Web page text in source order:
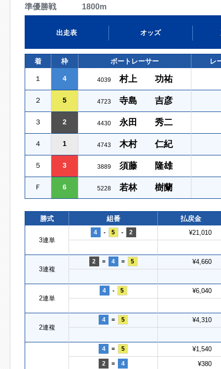
準優勝戦 1800m
出走表 オッズ
着 枠 ボートレーサー レ
１ 4 4039 村上 功祐
２ 5 4723 寺島 吉彦
３ 2 4430 永田 秀二
４ 1 4743 木村 仁紀
５ 3 3889 須藤 隆雄
Ｆ 6 5228 若林 樹蘭
勝式 組番 払戻金
3連単
4 - 5 - 2 ¥21,010
3連複
2 = 4 = 5 ¥4,660
2連単
4 - 5 ¥6,040
2連複
4 = 5 ¥4,310
4 = 5 ¥1,540
2 = 4 ¥380